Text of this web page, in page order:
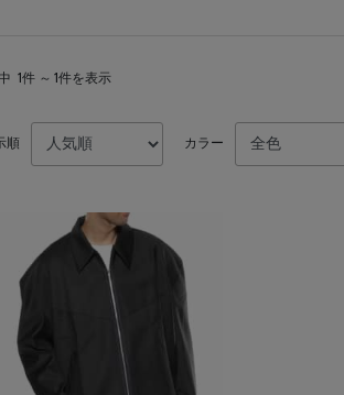
1件 ～ 1件を表示
順 カラー